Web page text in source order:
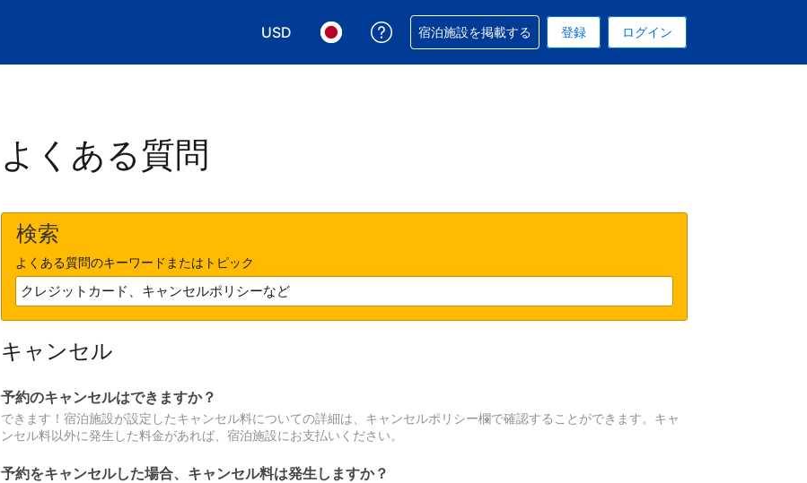
USD
表示通貨を選択. 現在選択中の表示通貨はUSドルです
言語を選択. 現在選択中の言語は日本語です
予約に関するサポートを受けられます
宿泊施設を掲載する 登録 ログイン
よくある質問
検索
よくある質問のキーワードまたはトピック
キャンセル
予約のキャンセルはできますか？
できます！宿泊施設が設定したキャンセル料についての詳細は、キャンセルポリシー欄で確認することができます。キャ
ンセル料以外に発生した料金があれば、宿泊施設にお支払いください。
予約をキャンセルした場合、キャンセル料は発生しますか？